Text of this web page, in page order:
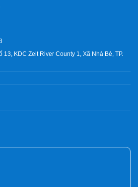
KDC Zeit River County 1, Xã Nhà Bè, TP.